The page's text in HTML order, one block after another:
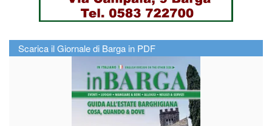
Scarica il Giornale di Barga in PDF